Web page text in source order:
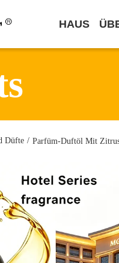
HAUS
Düfte / Parfüm-Duftöl Mit